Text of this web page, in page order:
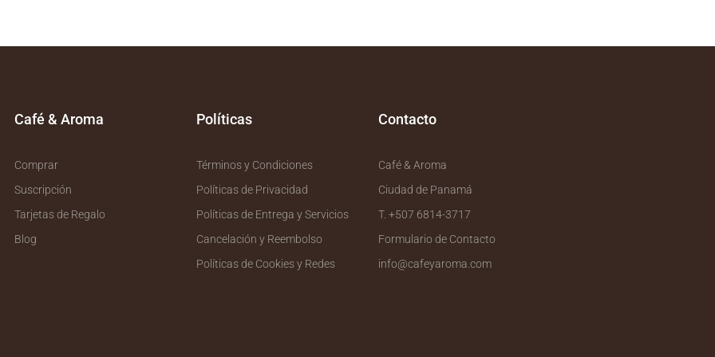
Café & Aroma
Comprar
Suscripción
Tarjetas de Regalo
Blog
Políticas
Términos y Condiciones
Políticas de Privacidad
Políticas de Entrega y Servicios
Cancelación y Reembolso
Políticas de Cookies y Redes
Contacto
Café & Aroma
Ciudad de Panamá
T. +507 6814-3717
Formulario de Contacto
info@cafeyaroma.com